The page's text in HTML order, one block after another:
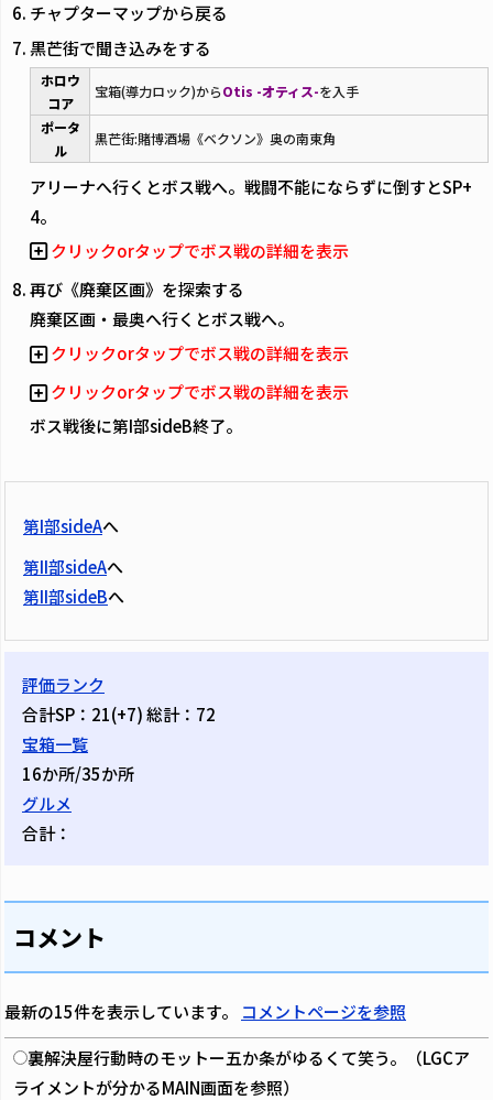
チャプターマップから戻る
黒芒街で聞き込みをする
ホロウ
コア
宝箱(導力ロック)からOtis -オティス-を入手
ポータ
ル
黒芒街:賭博酒場《ベクソン》奥の南東角
アリーナへ行くとボス戦へ。戦闘不能にならずに倒すとSP+
4。
クリックorタップでボス戦の詳細を表示
再び《廃棄区画》を探索する
廃棄区画・最奥へ行くとボス戦へ。
クリックorタップでボス戦の詳細を表示
クリックorタップでボス戦の詳細を表示
ボス戦後に第I部sideB終了。
第I部sideAへ
第II部sideAへ
第II部sideBへ
評価ランク
合計SP：21(+7) 総計：72
宝箱一覧
16か所/35か所
グルメ
合計：
コメント
最新の15件を表示しています。 コメントページを参照
裏解決屋行動時のモットー五か条がゆるくて笑う。（LGCア
ライメントが分かるMAIN画面を参照）